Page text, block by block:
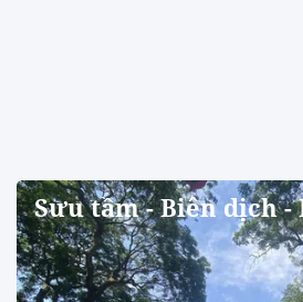
Sưu tầm - Biên dịch -